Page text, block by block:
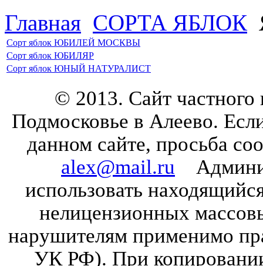
Главная CОРТА ЯБЛОК
Сорт яблок ЮБИЛЕЙ МОСКВЫ
Сорт яблок ЮБИЛЯР
Сорт яблок ЮНЫЙ НАТУРАЛИСТ
© 2013. Сайт частного
Подмосковье в Алеево.
данном сайте, просьба
alex@mail.ru
использовать
нелицензионных
нарушителям применимо
УК РФ). При копировании